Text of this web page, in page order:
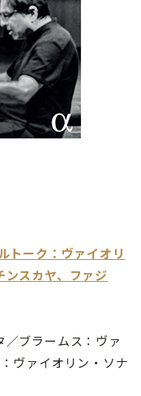
トーク：ヴァイオリ
ンスカヤ、ファジ
ブラームス：ヴァ
ヴァイオリン・ソナ